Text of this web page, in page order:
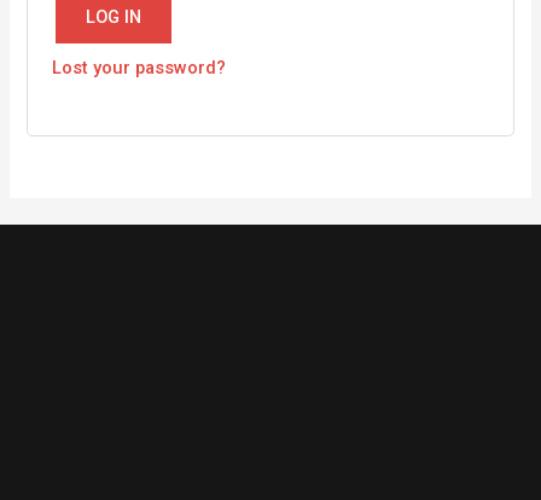
LOG IN
Lost your password?